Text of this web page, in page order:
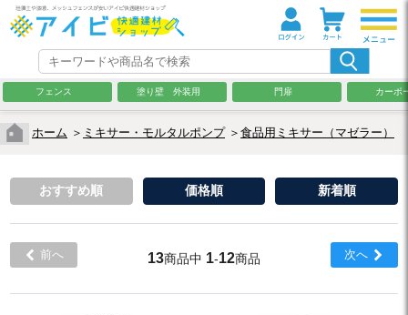
フェンス 塗り壁 外装用 門扉 カーポ
ホーム ＞ ミキサー・モルタルポンプ ＞ 食品用ミキサー（マゼラー）
おすすめ順 価格順 新着順
前へ 13商品中 1-12商品 次へ